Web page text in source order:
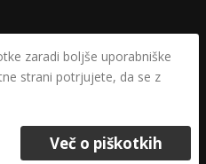
zaradi boljše uporabniške
strani potrjujete, da se z
Več o piškotkih